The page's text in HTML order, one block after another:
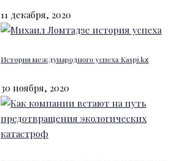
11 декабря, 2020
История международного успеха Kaspi.kz
30 ноября, 2020